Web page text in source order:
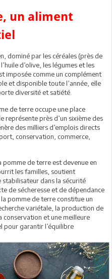
un aliment
dominé par les céréales (près de
d’olive, les légumes et les
imposée comme un complément
et disponible toute l’année, elle
diversité et satiété.
de terre occupe une place
représente près d’un sixième des
des milliers d’emplois directs
conservation, commerce,
pomme de terre est devenue en
les familles, soutient
stabilisateur dans la sécurité
de sécheresse et de dépendance
pomme de terre constitue un
variétale, la production de
conservation et une meilleure
pour garantir l’équilibre